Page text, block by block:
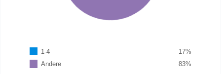
1-4 %
17
Andere
%
83